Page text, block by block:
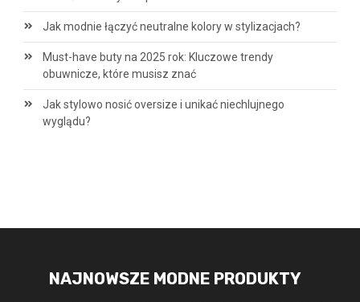
Jak modnie łączyć neutralne kolory w stylizacjach?
Must-have buty na 2025 rok: Kluczowe trendy
obuwnicze, które musisz znać
Jak stylowo nosić oversize i unikać niechlujnego
wyglądu?
NAJNOWSZE MODNE PRODUKTY